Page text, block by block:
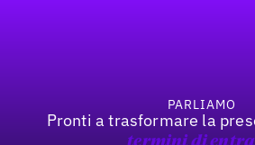
PARLIAMO
Pronti a trasformare la